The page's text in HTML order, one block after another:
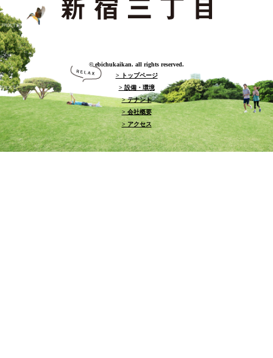
© ebichukaikan. all rights reserved.
> トップページ
> 設備・環境
> テナント
> 会社概要
> アクセス